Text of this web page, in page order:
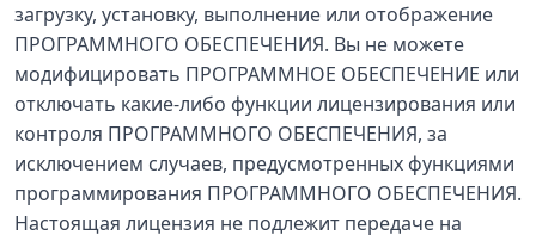
загрузку, установку, выполнение или отображение
ПРОГРАММНОГО ОБЕСПЕЧЕНИЯ. Вы не можете
модифицировать ПРОГРАММНОЕ ОБЕСПЕЧЕНИЕ или
отключать какие-либо функции лицензирования или
контроля ПРОГРАММНОГО ОБЕСПЕЧЕНИЯ, за
исключением случаев, предусмотренных функциями
программирования ПРОГРАММНОГО ОБЕСПЕЧЕНИЯ.
Настоящая лицензия не подлежит передаче на